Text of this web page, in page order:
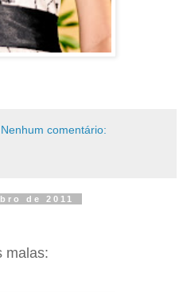
Nenhum comentário:
de 2011
malas: